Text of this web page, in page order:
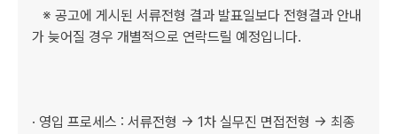
가 늦어질 경우 개별적으로 연락드릴 예정입니다.
· 영입 프로세스 : 서류전형 → 1차 실무진 면접전형 → 최종